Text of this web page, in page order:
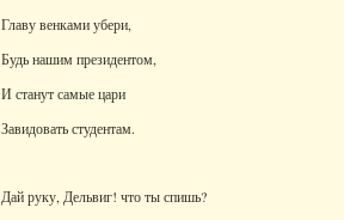
Главу венками убери,
Будь нашим президентом,
И станут самые цари
Завидовать студентам.
Дай руку, Дельвиг! что ты спишь?